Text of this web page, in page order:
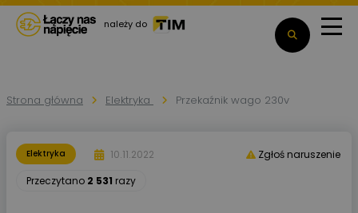
należy do
Strona główna Elektryka Przekaźnik wago 230v
Elektryka
10.11.2022
Przeczytano 2 531 razy
Zgłoś naruszenie